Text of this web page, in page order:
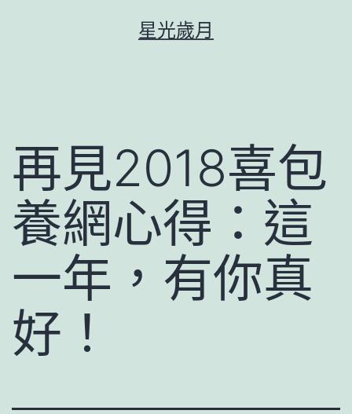
星光歲月
再見2018喜包
養網心得：這
一年，有你真
好！